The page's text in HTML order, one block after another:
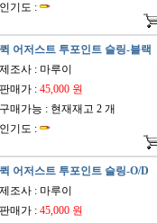
인기도 :
퀵 어저스트 투포인트 슬링-블랙
제조사 : 마루이
판매가 : 45,000 원
구매가능 : 현재재고 2 개
인기도 :
퀵 어저스트 투포인트 슬링-O/D
제조사 : 마루이
판매가 : 45,000 원